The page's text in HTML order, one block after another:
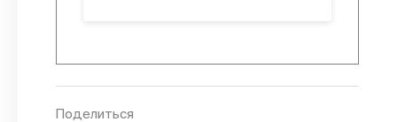
Поделиться